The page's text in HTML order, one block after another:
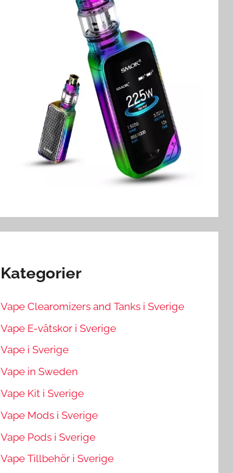
Kategorier
Vape Clearomizers and Tanks i Sverige
Vape E-vätskor i Sverige
Vape i Sverige
Vape in Sweden
Vape Kit i Sverige
Vape Mods i Sverige
Vape Pods i Sverige
Vape Tillbehör i Sverige